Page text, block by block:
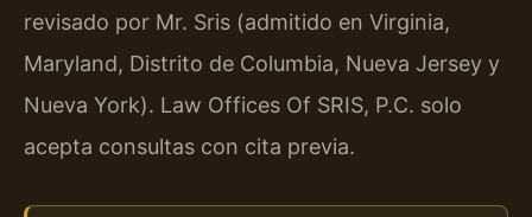
revisado por Mr. Sris (admitido en Virginia,
Maryland, Distrito de Columbia, Nueva Jersey y
Nueva York). Law Offices Of SRIS, P.C. solo
acepta consultas con cita previa.